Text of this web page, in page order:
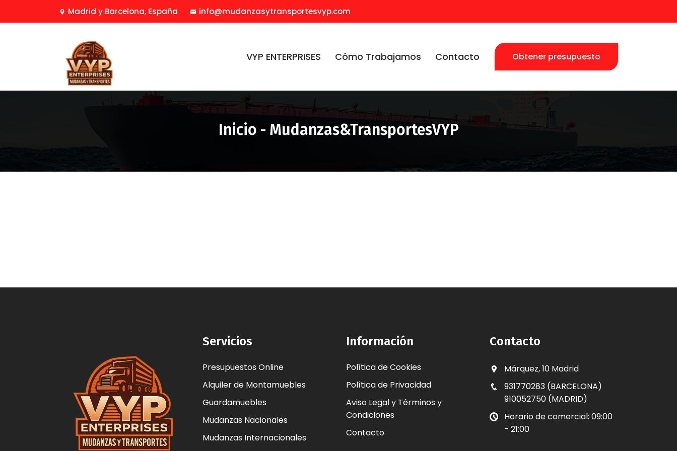
Madrid y Barcelona, España info@mudanzasytransportesvyp.com
VYP ENTERPRISES Cómo Trabajamos Contacto Obtener presupuesto
Inicio - Mudanzas&TransportesVYP
Servicios
Presupuestos Online
Alquiler de Montamuebles
Guardamuebles
Mudanzas Nacionales
Mudanzas Internacionales
Información
Política de Cookies
Política de Privacidad
Aviso Legal y Términos y
Condiciones
Contacto
Contacto
Márquez, 10 Madrid
931770283 (BARCELONA)
910052750 (MADRID)
Horario de comercial: 09:00
- 21:00